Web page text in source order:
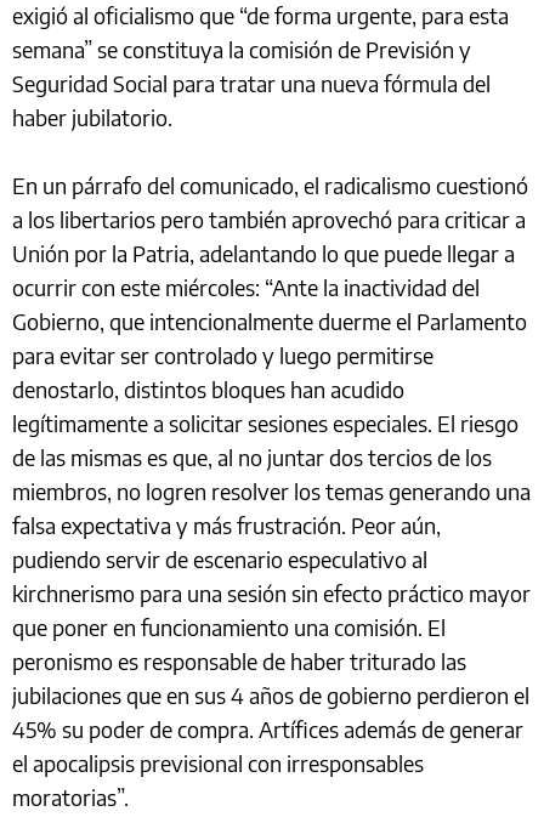
exigió al oficialismo que “de forma urgente, para esta
semana” se constituya la comisión de Previsión y
Seguridad Social para tratar una nueva fórmula del
haber jubilatorio.
En un párrafo del comunicado, el radicalismo cuestionó
a los libertarios pero también aprovechó para criticar a
Unión por la Patria, adelantando lo que puede llegar a
ocurrir con este miércoles: “Ante la inactividad del
Gobierno, que intencionalmente duerme el Parlamento
para evitar ser controlado y luego permitirse
denostarlo, distintos bloques han acudido
legítimamente a solicitar sesiones especiales. El riesgo
de las mismas es que, al no juntar dos tercios de los
miembros, no logren resolver los temas generando una
falsa expectativa y más frustración. Peor aún,
pudiendo servir de escenario especulativo al
kirchnerismo para una sesión sin efecto práctico mayor
que poner en funcionamiento una comisión. El
peronismo es responsable de haber triturado las
jubilaciones que en sus 4 años de gobierno perdieron el
45% su poder de compra. Artífices además de generar
el apocalipsis previsional con irresponsables
moratorias”.